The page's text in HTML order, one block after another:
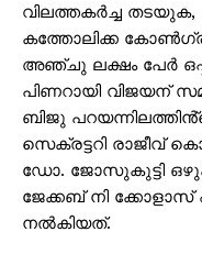
വിലത്തകർച്ച
കത്തോലിക്ക
അഞ്ചു ലക്ഷം പേർ
പിണറായി വിജയന്
ബിജു
സെക്രട്ടറി രാജീവ്
ഡോ. ജോസുകുട്ടി
ജേക്കബ് നി ക്കോളാസ്
നൽകിയത്.